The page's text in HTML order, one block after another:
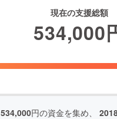
現在の支援総額
534,000
534,000円の資金を集め、